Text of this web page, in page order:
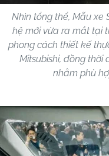
Nhìn tổng thể, Mẫu xe
hệ mới vừa ra mắt tại
phong cách thiết kế
Mitsubishi, đồng thời
nhằm phù